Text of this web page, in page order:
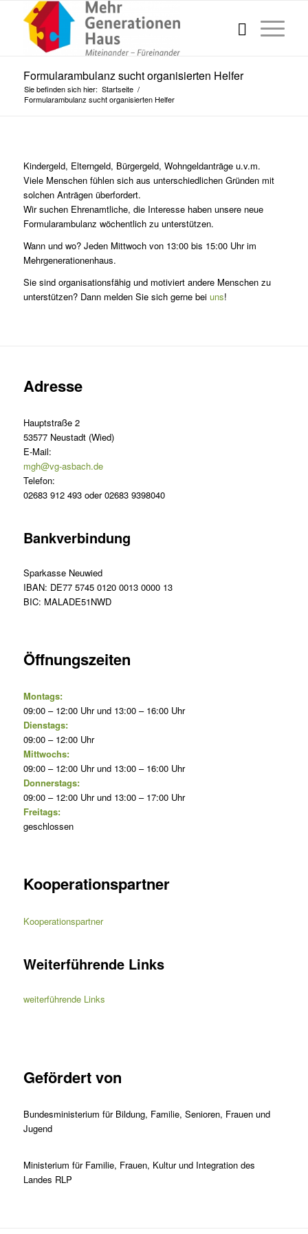
Formularambulanz sucht organisierten Helfer
Sie befinden sich hier: Startseite /
Formularambulanz sucht organisierten Helfer
Kindergeld, Elterngeld, Bürgergeld, Wohngeldanträge u.v.m.
Viele Menschen fühlen sich aus unterschiedlichen Gründen mit
solchen Anträgen überfordert.
Wir suchen Ehrenamtliche, die Interesse haben unsere neue
Formularambulanz wöchentlich zu unterstützen.
Wann und wo? Jeden Mittwoch von 13:00 bis 15:00 Uhr im
Mehrgenerationenhaus.
Sie sind organisationsfähig und motiviert andere Menschen zu
unterstützen? Dann melden Sie sich gerne bei uns!
Adresse
Hauptstraße 2
53577 Neustadt (Wied)
E-Mail:
mgh@vg-asbach.de
Telefon:
02683 912 493 oder 02683 9398040
Bankverbindung
Sparkasse Neuwied
IBAN: DE77 5745 0120 0013 0000 13
BIC: MALADE51NWD
Öffnungszeiten
Montags:
09:00 – 12:00 Uhr und 13:00 – 16:00 Uhr
Dienstags:
09:00 – 12:00 Uhr
Mittwochs:
09:00 – 12:00 Uhr und 13:00 – 16:00 Uhr
Donnerstags:
09:00 – 12:00 Uhr und 13:00 – 17:00 Uhr
Freitags:
geschlossen
Kooperationspartner
Kooperationspartner
Weiterführende Links
weiterführende Links
Gefördert von
Bundesministerium für Bildung, Familie, Senioren, Frauen und
Jugend
Ministerium für Familie, Frauen, Kultur und Integration des
Landes RLP